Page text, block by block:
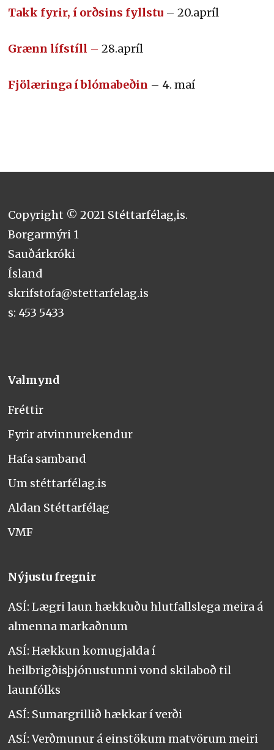
Takk fyrir, í orðsins fyllstu – 20.apríl
Grænn lífstíll – 28.apríl
Fjölæringa í blómabeðin – 4. maí
Copyright © 2021 Stéttarfélag,is.
Borgarmýri 1
Sauðárkróki
Ísland
skrifstofa@stettarfelag.is
s: 453 5433
Valmynd
Fréttir
Fyrir atvinnurekendur
Hafa samband
Um stéttarfélag.is
Aldan Stéttarfélag
VMF
Nýjustu fregnir
ASÍ: Lægri laun hækkuðu hlutfallslega meira á
almenna markaðnum
ASÍ: Hækkun komugjalda í
heilbrigðisþjónustunni vond skilaboð til
launfólks
ASÍ: Sumargrillið hækkar í verði
ASÍ: Verðmunur á einstökum matvörum meiri